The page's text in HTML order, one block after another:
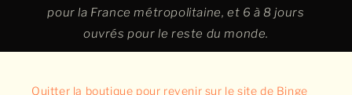
pour la France métropolitaine, et 6 à 8 jours
ouvrés pour le reste du monde.
Quitter la boutique pour revenir sur le site de Binge